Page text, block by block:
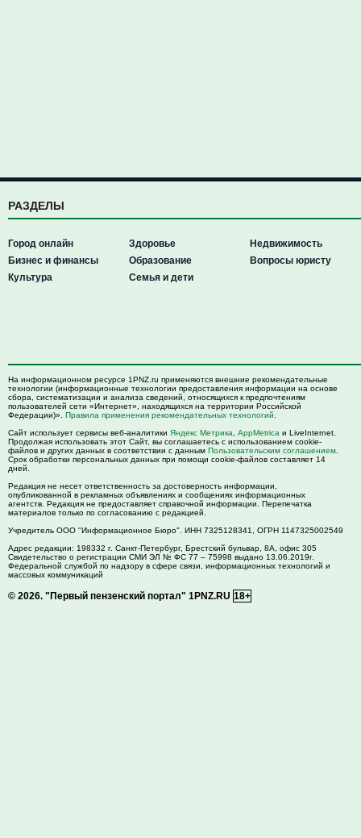
РАЗДЕЛЫ
Город онлайн
Бизнес и финансы
Культура
Здоровье
Образование
Семья и дети
Недвижимость
Вопросы юристу
На информационном ресурсе 1PNZ.ru применяются внешние рекомендательные
технологии (информационные технологии предоставления информации на основе
сбора, систематизации и анализа сведений, относящихся к предпочтениям
пользователей сети «Интернет», находящихся на территории Российской
Федерации)». Правила применения рекомендательных технологий
Сайт использует сервисы веб-аналитики Яндекс Метрика AppMetrica и LiveInternet.
Продолжая использовать этот Сайт, вы соглашаетесь с использованием cookie-
файлов и других данных в соответствии с данным Пользовательским соглашением
Срок обработки персональных данных при помощи cookie-файлов составляет 14
дней.
Редакция не несет ответственность за достоверность информации,
опубликованной в рекламных объявлениях и сообщениях информационных
агентств. Редакция не предоставляет справочной информации. Перепечатка
материалов только по согласованию с редакцией.
Учредитель ООО "Информационное Бюро". ИНН 7325128341, ОГРН 1147325002549
Адрес редакции: 198332 г. Санкт-Петербург, Брестский бульвар, 8А, офис 305
Свидетельство о регистрации СМИ ЭЛ № ФС 77 – 75998 выдано 13.06.2019г.
Федеральной службой по надзору в сфере связи, информационных технологий и
массовых коммуникаций
© 2026. "Первый пензенский портал" 1PNZ.RU 18+